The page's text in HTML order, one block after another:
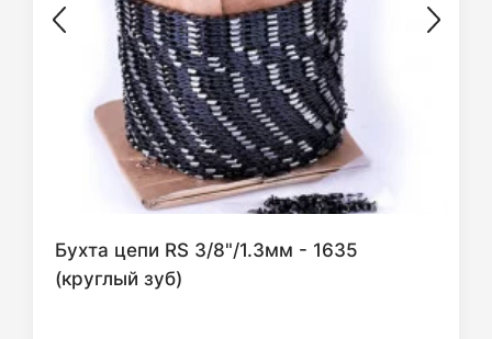
Бухта цепи RS 3/8"/1.3мм - 1635
(круглый зуб)